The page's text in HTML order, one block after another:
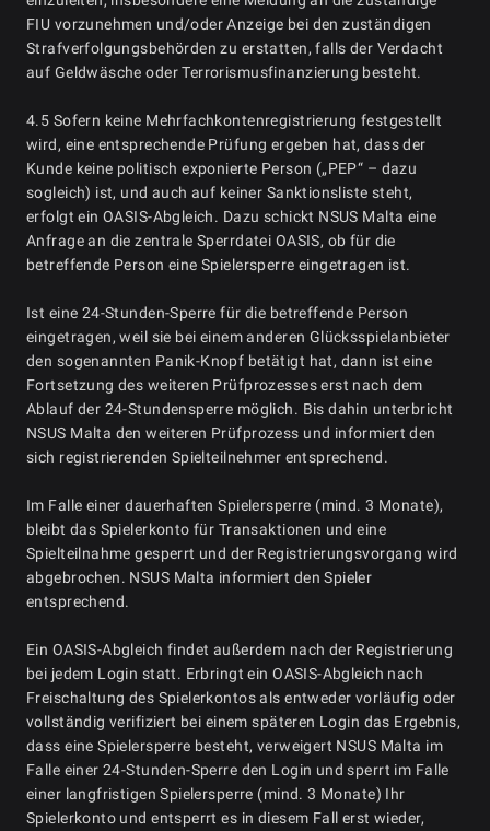
FIU vorzunehmen und/oder Anzeige bei den zuständigen
Strafverfolgungsbehörden zu erstatten, falls der Verdacht
auf Geldwäsche oder Terrorismusfinanzierung besteht.
4.5 Sofern keine Mehrfachkontenregistrierung festgestellt
wird, eine entsprechende Prüfung ergeben hat, dass der
Kunde keine politisch exponierte Person („PEP“ – dazu
sogleich) ist, und auch auf keiner Sanktionsliste steht,
erfolgt ein OASIS-Abgleich. Dazu schickt NSUS Malta eine
Anfrage an die zentrale Sperrdatei OASIS, ob für die
betreffende Person eine Spielersperre eingetragen ist.
Ist eine 24-Stunden-Sperre für die betreffende Person
eingetragen, weil sie bei einem anderen Glücksspielanbieter
den sogenannten Panik-Knopf betätigt hat, dann ist eine
Fortsetzung des weiteren Prüfprozesses erst nach dem
Ablauf der 24-Stundensperre möglich. Bis dahin unterbricht
NSUS Malta den weiteren Prüfprozess und informiert den
sich registrierenden Spielteilnehmer entsprechend.
Im Falle einer dauerhaften Spielersperre (mind. 3 Monate),
bleibt das Spielerkonto für Transaktionen und eine
Spielteilnahme gesperrt und der Registrierungsvorgang wird
abgebrochen. NSUS Malta informiert den Spieler
entsprechend.
Ein OASIS-Abgleich findet außerdem nach der Registrierung
bei jedem Login statt. Erbringt ein OASIS-Abgleich nach
Freischaltung des Spielerkontos als entweder vorläufig oder
vollständig verifiziert bei einem späteren Login das Ergebnis,
dass eine Spielersperre besteht, verweigert NSUS Malta im
Falle einer 24-Stunden-Sperre den Login und sperrt im Falle
einer langfristigen Spielersperre (mind. 3 Monate) Ihr
Spielerkonto und entsperrt es in diesem Fall erst wieder,